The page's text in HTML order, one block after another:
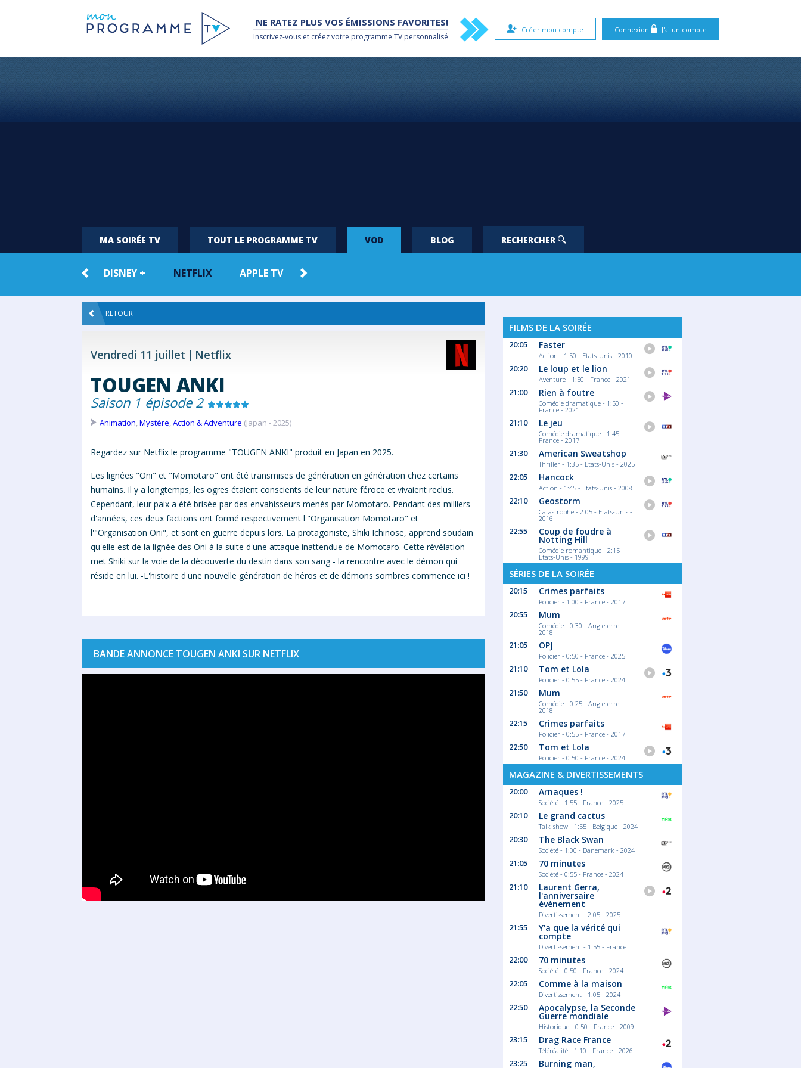
Connexion J'ai un compte
Créer mon compte
NE RATEZ PLUS VOS ÉMISSIONS FAVORITES!
Inscrivez-vous et créez votre programme TV personnalisé
MA SOIRÉE TV TOUT LE PROGRAMME TV VOD BLOG RECHERCHER
DISNEY + NETFLIX APPLE TV
RETOUR
Vendredi 11 juillet Netflix
TOUGEN ANKI
Saison 1 épisode 2
Animation,Mystère,Action & Adventure (Japan - 2025)
Regardez sur Netflix le programme "TOUGEN ANKI" produit en Japan en 2025.
Les lignées "Oni" et "Momotaro" ont été transmises de génération en génération chez certains
humains. Il y a longtemps, les ogres étaient conscients de leur nature féroce et vivaient reclus.
Cependant, leur paix a été brisée par des envahisseurs menés par Momotaro. Pendant des milliers
d'années, ces deux factions ont formé respectivement l'"Organisation Momotaro" et
l'"Organisation Oni", et sont en guerre depuis lors. La protagoniste, Shiki Ichinose, apprend soudain
qu'elle est de la lignée des Oni à la suite d'une attaque inattendue de Momotaro. Cette révélation
met Shiki sur la voie de la découverte du destin dans son sang - la rencontre avec le démon qui
réside en lui. -L'histoire d'une nouvelle génération de héros et de démons sombres commence ici !
BANDE ANNONCE TOUGEN ANKI SUR NETFLIX
FILMS DE LA SOIRÉE
20:05 Faster
Action - 1:50 - Etats-Unis - 2010
20:20 Le loup et le lion
Aventure - 1:50 - France - 2021
21:00 Rien à foutre
Comédie dramatique - 1:50 -
France - 2021
21:10 Le jeu
Comédie dramatique - 1:45 -
France - 2017
21:30 American Sweatshop
Thriller - 1:35 - Etats-Unis - 2025
22:05 Hancock
Action - 1:45 - Etats-Unis - 2008
22:10 Geostorm
Catastrophe - 2:05 - Etats-Unis -
2016
22:55 Coup de foudre à
Notting Hill
Comédie romantique - 2:15 -
Etats-Unis - 1999
SÉRIES DE LA SOIRÉE
20:15 Crimes parfaits
Policier - 1:00 - France - 2017
20:55 Mum
Comédie - 0:30 - Angleterre -
2018
21:05 OPJ
Policier - 0:50 - France - 2025
21:10 Tom et Lola
Policier - 0:55 - France - 2024
21:50 Mum
Comédie - 0:25 - Angleterre -
2018
22:15 Crimes parfaits
Policier - 0:55 - France - 2017
22:50 Tom et Lola
Policier - 0:50 - France - 2024
MAGAZINE & DIVERTISSEMENTS
20:00 Arnaques !
Société - 1:55 - France - 2025
20:10 Le grand cactus
Talk-show - 1:55 - Belgique - 2024
20:30 The Black Swan
Société - 1:00 - Danemark - 2024
21:05 70 minutes
Société - 0:55 - France - 2024
21:10 Laurent Gerra,
l'anniversaire
événement
Divertissement - 2:05 - 2025
21:55 Y'a que la vérité qui
compte
Divertissement - 1:55 - France
22:00 70 minutes
Société - 0:50 - France - 2024
22:05 Comme à la maison
Divertissement - 1:05 - 2024
22:50 Apocalypse, la Seconde
Guerre mondiale
Historique - 0:50 - France - 2009
23:15 Drag Race France
Téléréalité - 1:10 - France - 2026
23:25 Burning man,